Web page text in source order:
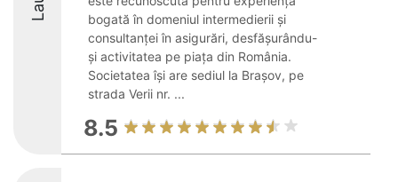
bogată în domeniul intermedierii și
consultanței în asigurări, desfășurându-
și activitatea pe piața din România.
Societatea își are sediul la Brașov, pe
strada Verii nr. ...
8.5